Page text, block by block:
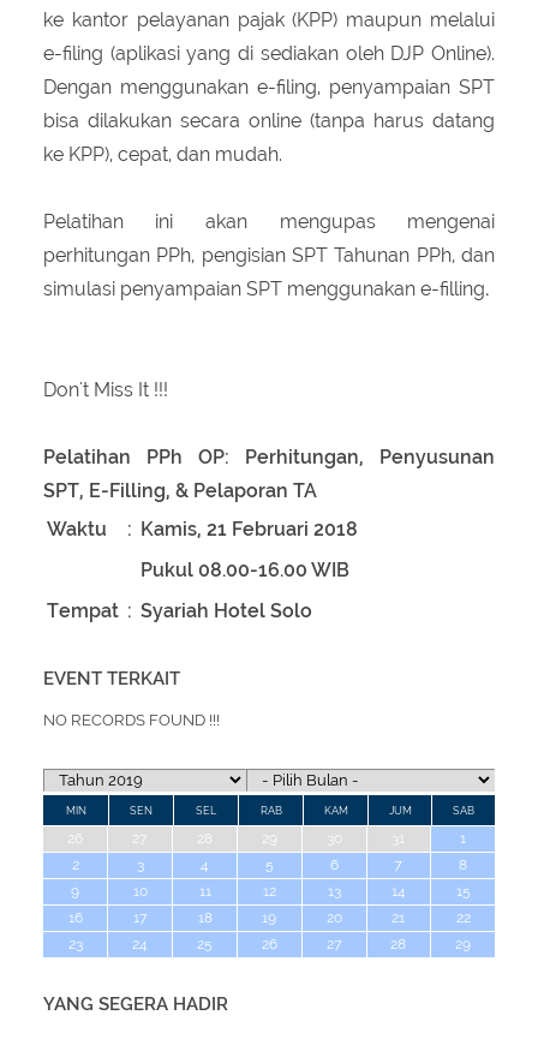
ke kantor pelayanan pajak (KPP) maupun melalui
e-filing (aplikasi yang di sediakan oleh DJP Online).
Dengan menggunakan e-filing, penyampaian SPT
bisa dilakukan secara online (tanpa harus datang
ke KPP), cepat, dan mudah.
Pelatihan ini akan mengupas mengenai
perhitungan PPh, pengisian SPT Tahunan PPh, dan
simulasi penyampaian SPT menggunakan e-filling.
Don't Miss It !!!
Pelatihan PPh OP: Perhitungan, Penyusunan
SPT, E-Filling, & Pelaporan TA
Waktu
: Kamis, 21 Februari 2018
Pukul 08.00-16.00 WIB
Tempat : Syariah Hotel Solo
EVENT TERKAIT
NO RECORDS FOUND !!!
MIN SEN SEL RAB KAM JUM SAB
26 27 28 29 30 31
1
2
3 4 5 6 7
8
9
10 11 12 13 14
15
16
17 18 19 20 21
22
23
24 25 26 27 28 29
YANG SEGERA HADIR